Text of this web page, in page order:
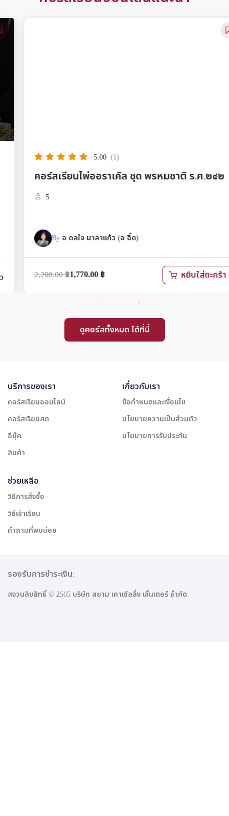
5.00 (1)
คอร์สเรียนไพ่ออราเคิล ชุด พรหมชาติ ร.ศ.๒๔๒
Byอ.ดลใจ มาลาแก้ว (อ.อี๊ด)
2,200.00฿1,770.00฿ หยิบใส่ตะกร้า
ดูคอร์สทั้งหมด ได้ที่นี่
บริการของเรา
คอร์สเรียนออนไลน์
คอร์สเรียนสด
อีบุ๊ค
สินค้า
เกี่ยวกับเรา
ข้อกำหนดและเงื่อนไข
นโยบายความเป็นส่วนตัว
นโยบายการรับประกัน
ช่วยเหลือ
วิธีการสั่งซื้อ
วิธีเข้าเรียน
คำถามที่พบบ่อย
สงวนลิขสิทธิ์ © 2565 บริษัท สยาม เคาเซิลลิ่ง เซ็นเตอร์ จำกัด
รองรับการชำระเงิน: